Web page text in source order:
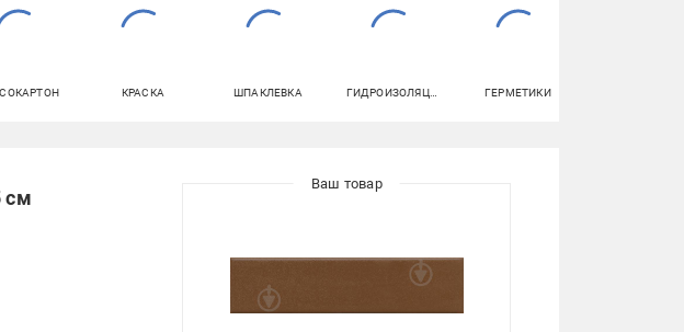
КРАСКА ШПАКЛЕВКА ГИДРОИЗОЛЯЦИЯ ГЕРМЕТИКИ
см